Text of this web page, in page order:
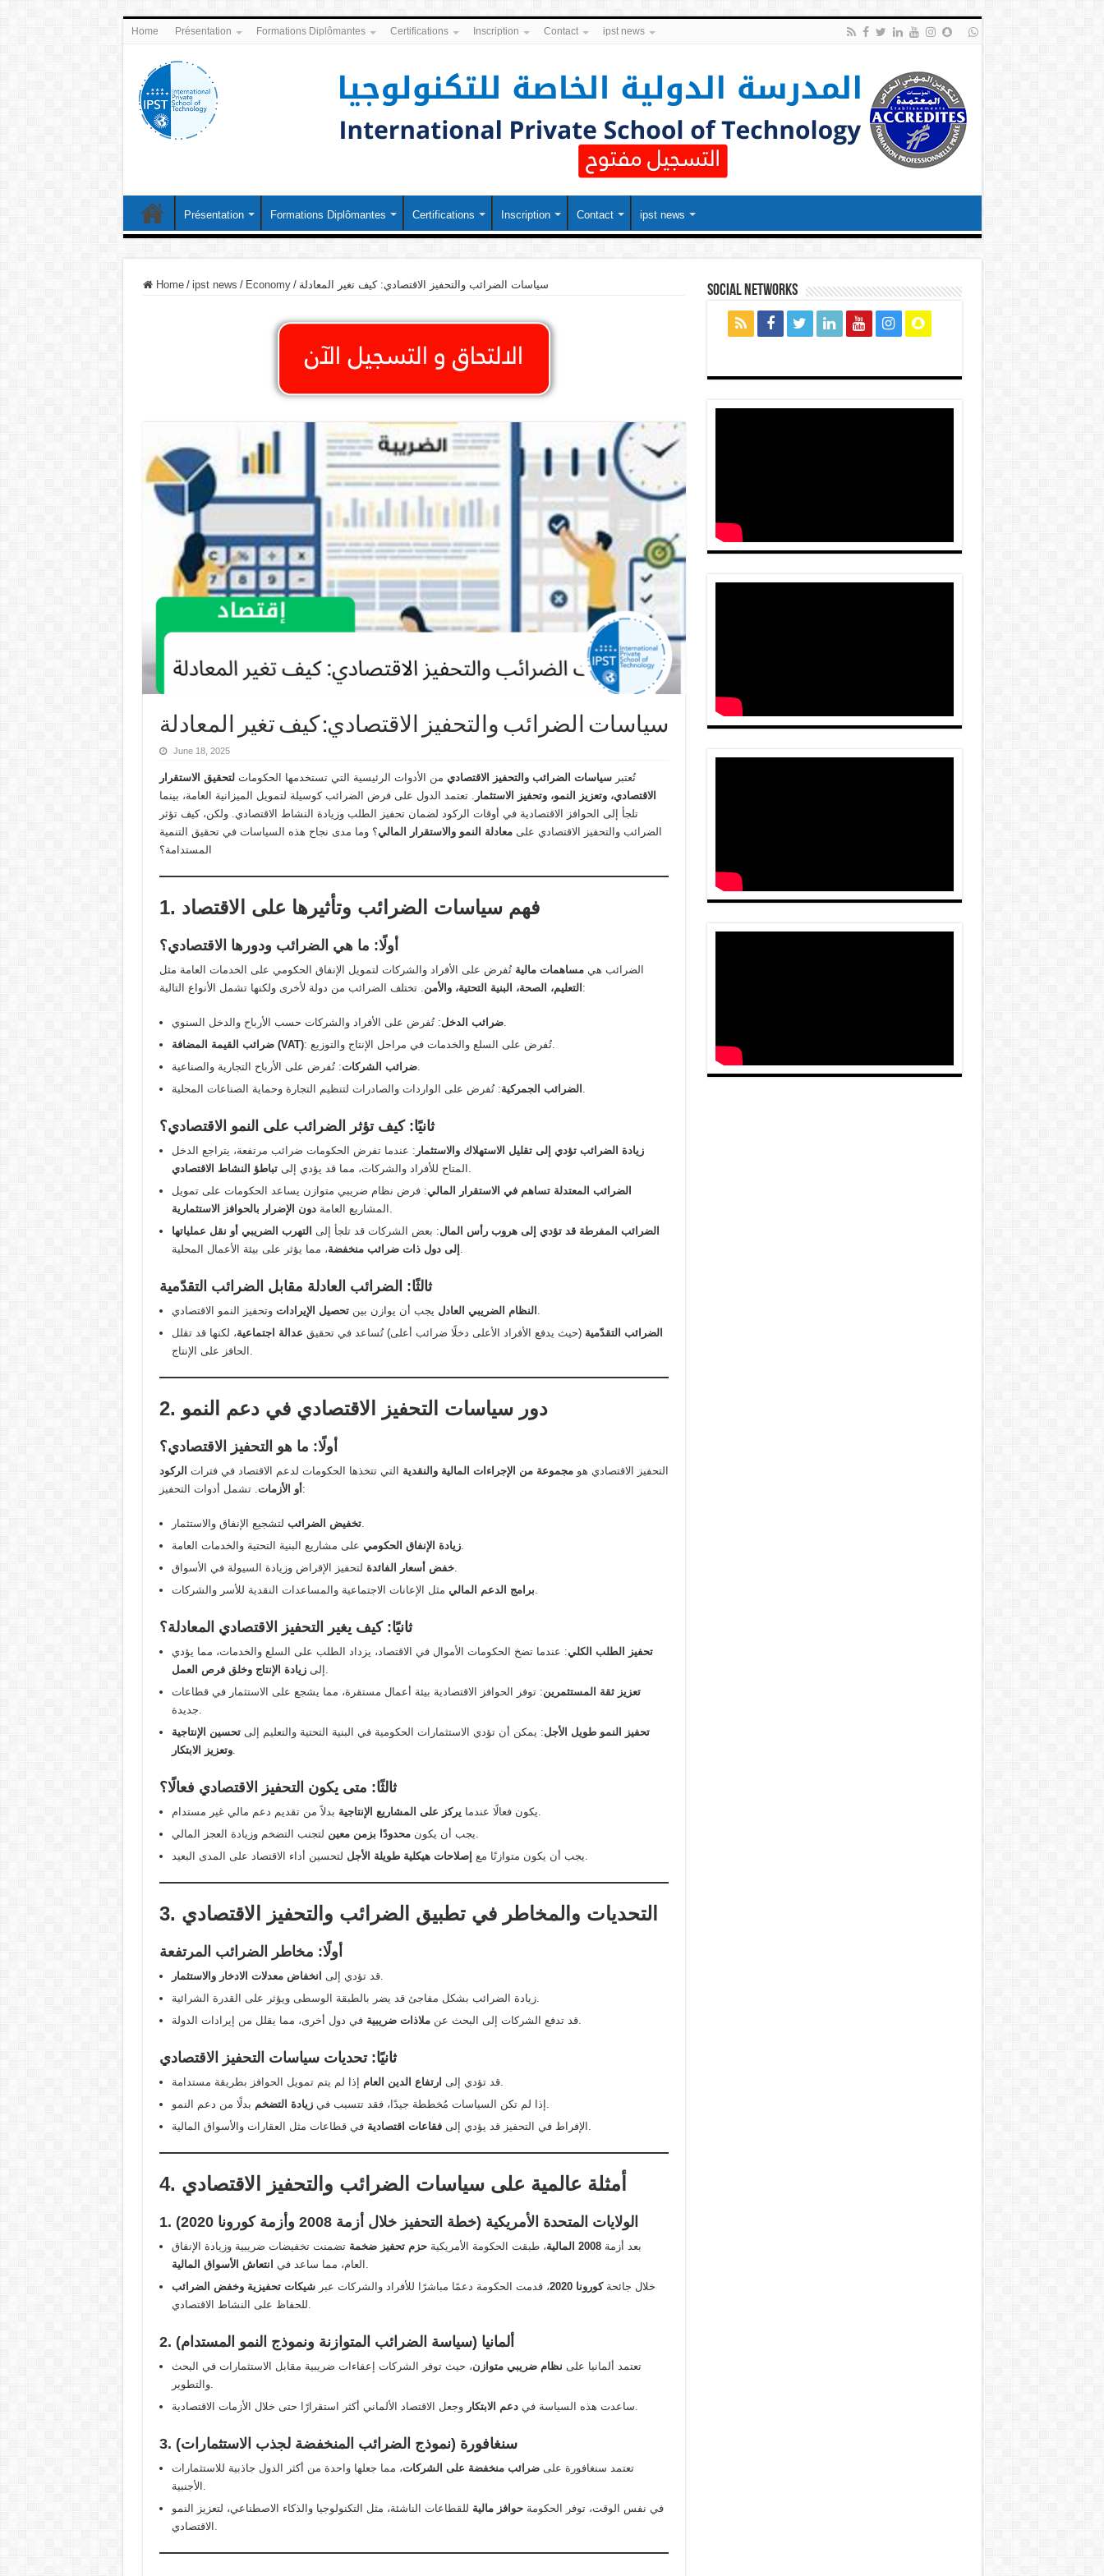
Home Présentation Formations Diplômantes Certifications Inscription Contact ipst news
Présentation Formations Diplômantes Certifications Inscription Contact ipst news
Home / ipst news / Economy / سياسات الضرائب والتحفيز الاقتصادي: كيف تغير المعادلة
سياسات الضرائب والتحفيز الاقتصادي: كيف تغير المعادلة
June 18, 2025
تُعتبرسياسات الضرائب والتحفيز الاقتصادي من الأدوات الرئيسية التي تستخدمها الحكوماتلتحقيق الاستقرار
الاقتصادي، وتعزيز النمو، وتحفيز الاستثمار . تعتمد الدول على فرض الضرائب كوسيلة لتمويل الميزانية العامة، بينما
تلجأ إلى الحوافز الاقتصادية في أوقات الركود لضمان تحفيز الطلب وزيادة النشاط الاقتصادي. ولكن، كيف تؤثر
الضرائب والتحفيز الاقتصادي علىمعادلة النمو والاستقرار المالي؟ وما مدى نجاح هذه السياسات في تحقيق التنمية
المستدامة؟
1. فهم سياسات الضرائب وتأثيرها على الاقتصاد
أولًا: ما هي الضرائب ودورها الاقتصادي؟
الضرائب هيمساهمات مالية تُفرض على الأفراد والشركات لتمويل الإنفاق الحكومي على الخدمات العامة مثل
التعليم، الصحة، البنية التحتية، والأمن . تختلف الضرائب من دولة لأخرى ولكنها تشمل الأنواع التالية:
ضرائب الدخل: تُفرض على الأفراد والشركات حسب الأرباح والدخل السنوي.
ضرائب القيمة المضافة (VAT)
: تُفرض على السلع والخدمات في مراحل الإنتاج والتوزيع.
ضرائب الشركات: تُفرض على الأرباح التجارية والصناعية.
الضرائب الجمركية : تُفرض على الواردات والصادرات لتنظيم التجارة وحماية الصناعات المحلية.
ثانيًا: كيف تؤثر الضرائب على النمو الاقتصادي؟
زيادة الضرائب تؤدي إلى تقليل الاستهلاك والاستثمار : عندما تفرض الحكومات ضرائب مرتفعة، يتراجع الدخل
المتاح للأفراد والشركات، مما قد يؤدي إلىتباطؤ النشاط الاقتصادي
.
الضرائب المعتدلة تساهم في الاستقرار المالي: فرض نظام ضريبي متوازن يساعد الحكومات على تمويل
المشاريع العامةدون الإضرار بالحوافز الاستثمارية
.
الضرائب المفرطة قد تؤدي إلى هروب رأس المال: بعض الشركات قد تلجأ إلى التهرب الضريبي أو نقل عملياتها
إلى دول ذات ضرائب منخفضة ، مما يؤثر على بيئة الأعمال المحلية.
ثالثًا: الضرائب العادلة مقابل الضرائب التقدّمية
النظام الضريبي العادل يجب أن يوازن بينتحصيل الإيرادات
وتحفيز النمو الاقتصادي.
الضرائب التقدّمية (حيث يدفع الأفراد الأعلى دخلًا ضرائب أعلى) تُساعد في تحقيق عدالة اجتماعية، لكنها قد تقلل
الحافز على الإنتاج.
2. دور سياسات التحفيز الاقتصادي في دعم النمو
أولًا: ما هو التحفيز الاقتصادي؟
التحفيز الاقتصادي هومجموعة من الإجراءات المالية والنقدية التي تتخذها الحكومات لدعم الاقتصاد في فترات الركود
أو الأزمات . تشمل أدوات التحفيز:
تخفيض الضرائبلتشجيع الإنفاق والاستثمار.
زيادة الإنفاق الحكوميعلى مشاريع البنية التحتية والخدمات العامة.
خفض أسعار الفائدةلتحفيز الإقراض وزيادة السيولة في الأسواق.
برامج الدعم الماليمثل الإعانات الاجتماعية والمساعدات النقدية للأسر والشركات.
ثانيًا: كيف يغير التحفيز الاقتصادي المعادلة؟
تحفيز الطلب الكلي: عندما تضخ الحكومات الأموال في الاقتصاد، يزداد الطلب على السلع والخدمات، مما يؤدي
إلىزيادة الإنتاج وخلق فرص العمل
.
تعزيز ثقة المستثمرين: توفر الحوافز الاقتصادية بيئة أعمال مستقرة، مما يشجع على الاستثمار في قطاعات
جديدة.
تحفيز النمو طويل الأجل: يمكن أن تؤدي الاستثمارات الحكومية في البنية التحتية والتعليم إلىتحسين الإنتاجية
وتعزيز الابتكار.
ثالثًا: متى يكون التحفيز الاقتصادي فعالًا؟
يكون فعالًا عندما يركز على المشاريع الإنتاجية
بدلاً من تقديم دعم مالي غير مستدام.
يجب أن يكونمحدودًا بزمن معين
لتجنب التضخم وزيادة العجز المالي.
يجب أن يكون متوازنًا مع إصلاحات هيكلية طويلة الأجل لتحسين أداء الاقتصاد على المدى البعيد.
3. التحديات والمخاطر في تطبيق الضرائب والتحفيز الاقتصادي
أولًا: مخاطر الضرائب المرتفعة
قد تؤدي إلى انخفاض معدلات الادخار والاستثمار
.
زيادة الضرائب بشكل مفاجئ قد يضر بالطبقة الوسطى ويؤثر على القدرة الشرائية.
قد تدفع الشركات إلى البحث عنملاذات ضريبية في دول أخرى، مما يقلل من إيرادات الدولة.
ثانيًا: تحديات سياسات التحفيز الاقتصادي
قد تؤدي إلى ارتفاع الدين العام
إذا لم يتم تمويل الحوافز بطريقة مستدامة.
إذا لم تكن السياسات مُخططة جيدًا، فقد تتسبب فيزيادة التضخم
بدلًا من دعم النمو.
الإفراط في التحفيز قد يؤدي إلىفقاعات اقتصادية في قطاعات مثل العقارات والأسواق المالية.
4. أمثلة عالمية على سياسات الضرائب والتحفيز الاقتصادي
1. الولايات المتحدة الأمريكية (خطة التحفيز خلال أزمة 2008 وأزمة كورونا 2020)
بعد أزمة2008 المالية ، طبقت الحكومة الأمريكيةحزم تحفيز ضخمة تضمنت تخفيضات ضريبية وزيادة الإنفاق
العام، مما ساعد في انتعاش الأسواق المالية
.
خلال جائحةكورونا 2020 ، قدمت الحكومة دعمًا مباشرًا للأفراد والشركات عبرشيكات تحفيزية وخفض الضرائب
للحفاظ على النشاط الاقتصادي.
2. ألمانيا (سياسة الضرائب المتوازنة ونموذج النمو المستدام)
تعتمد ألمانيا على نظام ضريبي متوازن، حيث توفر الشركات إعفاءات ضريبية مقابل الاستثمارات في البحث
والتطوير.
ساعدت هذه السياسة فيدعم الابتكار وجعل الاقتصاد الألماني أكثر استقرارًا حتى خلال الأزمات الاقتصادية.
3. سنغافورة (نموذج الضرائب المنخفضة لجذب الاستثمارات)
تعتمد سنغافورة علىضرائب منخفضة على الشركات، مما جعلها واحدة من أكثر الدول جاذبية للاستثمارات
الأجنبية.
في نفس الوقت، توفر الحكومةحوافز مالية للقطاعات الناشئة، مثل التكنولوجيا والذكاء الاصطناعي، لتعزيز النمو
الاقتصادي.
social networks